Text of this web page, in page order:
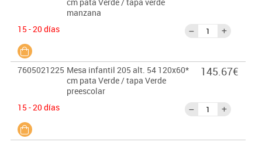
cm pata Verde / tapa verde
manzana
15 - 20 días
7605021225 Mesa infantil 205 alt. 54 120x60*
cm pata Verde / tapa Verde
preescolar
15 - 20 días
145.67€